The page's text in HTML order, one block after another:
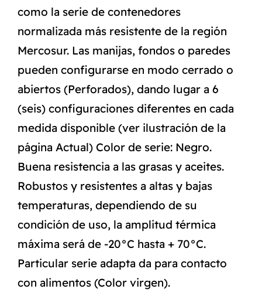
como la serie de contenedores
normalizada más resistente de la región
Mercosur. Las manijas, fondos o paredes
pueden configurarse en modo cerrado o
abiertos (Perforados), dando lugar a 6
(seis) configuraciones diferentes en cada
medida disponible (ver ilustración de la
página Actual) Color de serie: Negro.
Buena resistencia a las grasas y aceites.
Robustos y resistentes a altas y bajas
temperaturas, dependiendo de su
condición de uso, la amplitud térmica
máxima será de -20°C hasta + 70°C.
Particular serie adapta da para contacto
con alimentos (Color virgen).